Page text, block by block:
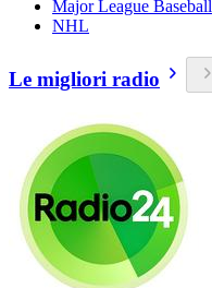
Major League Baseball
NHL
Le migliori radio